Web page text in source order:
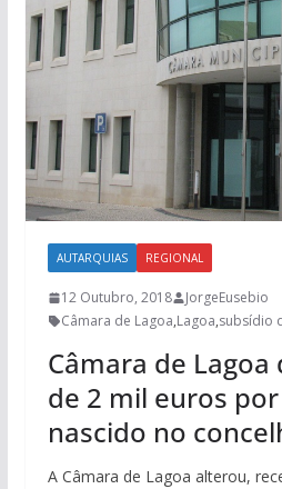
AUTARQUIAS REGIONAL
12 Outubro, 2018
JorgeEusebio
Câmara de Lagoa,Lagoa,subsídio
Câmara de Lagoa
de 2 mil euros
nascido no
A Câmara de Lagoa alterou,